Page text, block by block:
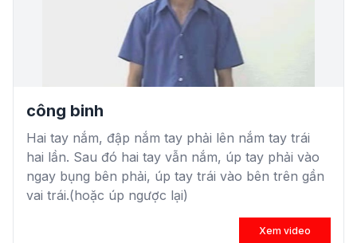
công binh
Hai tay nắm, đập nắm tay phải lên nắm tay trái
hai lần. Sau đó hai tay vẫn nắm, úp tay phải vào
ngay bụng bên phải, úp tay trái vào bên trên gần
vai trái.(hoặc úp ngược lại)
Xem video